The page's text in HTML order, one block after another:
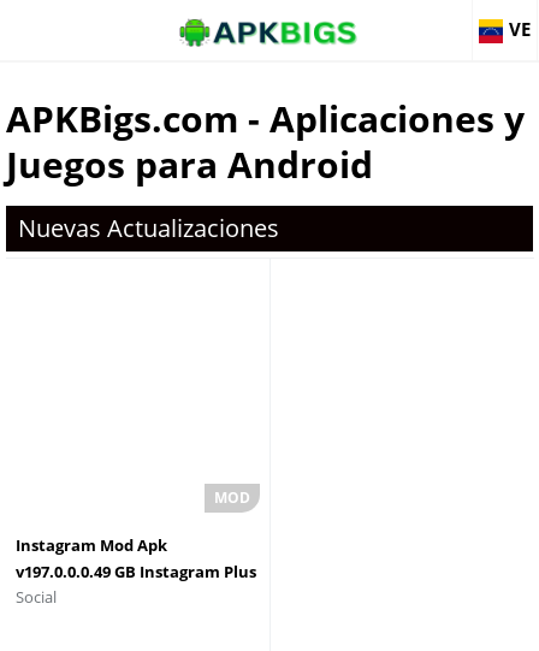
VE
APKBigs.com - Aplicaciones y
Juegos para Android
Nuevas Actualizaciones
Instagram Mod Apk
v197.0.0.0.49 GB Instagram Plus
+ OGInsta
Social